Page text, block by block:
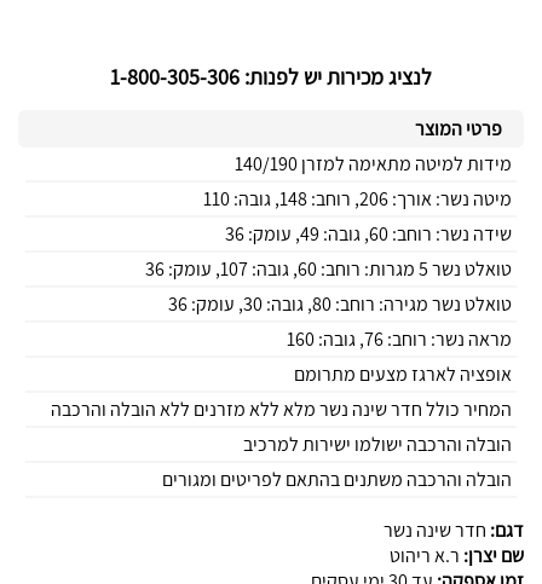
לנציג מכירות יש לפנות: 1-800-305-306
פרטי המוצר
מידות למיטה מתאימה למזרן 140/190
מיטה נשר: אורך: 206, רוחב: 148, גובה: 110
שידה נשר: רוחב: 60, גובה: 49, עומק: 36
טואלט נשר 5 מגרות: רוחב: 60, גובה: 107, עומק: 36
טואלט נשר מגירה: רוחב: 80, גובה: 30, עומק: 36
מראה נשר: רוחב: 76, גובה: 160
אופציה לארגז מצעים מתרומם
המחיר כולל חדר שינה נשר מלא ללא מזרנים ללא הובלה והרכבה
הובלה והרכבה ישולמו ישירות למרכיב
הובלה והרכבה משתנים בהתאם לפריטים ומגורים
דגם: חדר שינה נשר
שם יצרן: ר.א ריהוט